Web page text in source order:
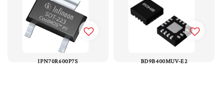
IPN70R600P7S BD9B400MUV-E2